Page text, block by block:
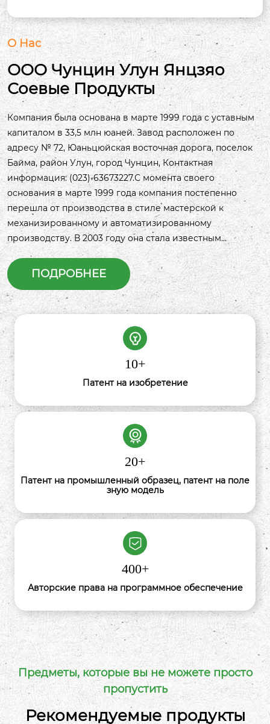
О Нас
ООО Чунцин Улун Янцзяо
Соевые Продукты
Компания была основана в марте 1999 года с уставным
капиталом в 33,5 млн юаней. Завод расположен по
адресу № 72, Юаньцюйская восточная дорога, поселок
Байма, район Улун, город Чунцин, Контактная
информация: (023)-63673227.С момента своего
основания в марте 1999 года компания постепенно
перешла от производства в стиле мастерской к
механизированному и автоматизированному
производству. В 2003 году она стала известным
брендовым продуктом в Чунцине. В 2005 году она стала
ведущим предприятием в муниципальной
сельскохозяйственной индустриализации Чунцина. В
сентябре 2010 года она была оценена как «Ключевое
ведущее предприятие комплексного развития
сельского хозяйства Чунцина». В июне 2011 года
сушеный бобовый творог Янцзяо стал проектом по
защите нематериального культурного наследия
Чунцина. В сентябре 2011 года он был включен в число
проверенных временем брендов Чунцина. В ноябре
2017 года он был оценен как муниципальная
демонстрационная база по защите нематериального
культурного наследия. В 2024 году он был оценен как
«китайский проверенный временем бренд». В апреле
2025 года он был оценен как один из 50 лучших
китайских производителей соевых продуктов.
ПОДРОБНЕЕ
10+
Патент на изобретение
20+
Патент на промышленный образец, патент на поле
зную модель
400+
Авторские права на программное обеспечение
Предметы, которые вы не можете просто
пропустить
Рекомендуемые продукты